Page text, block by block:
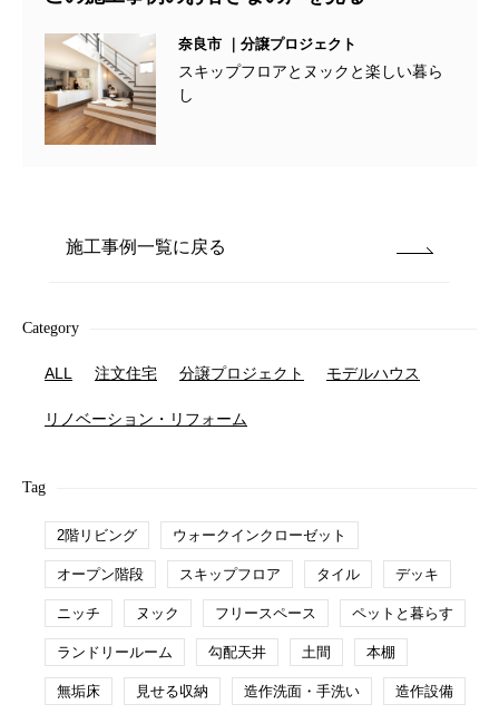
奈良市 ｜分譲プロジェクト
スキップフロアとヌックと楽しい暮ら
し
施工事例一覧に戻る
Category
ALL 注文住宅 分譲プロジェクト モデルハウス
リノベーション・リフォーム
Tag
2階リビング ウォークインクローゼット
オープン階段 スキップフロア タイル デッキ
ニッチ ヌック フリースペース ペットと暮らす
ランドリールーム 勾配天井 土間 本棚
無垢床 見せる収納 造作洗面・手洗い 造作設備